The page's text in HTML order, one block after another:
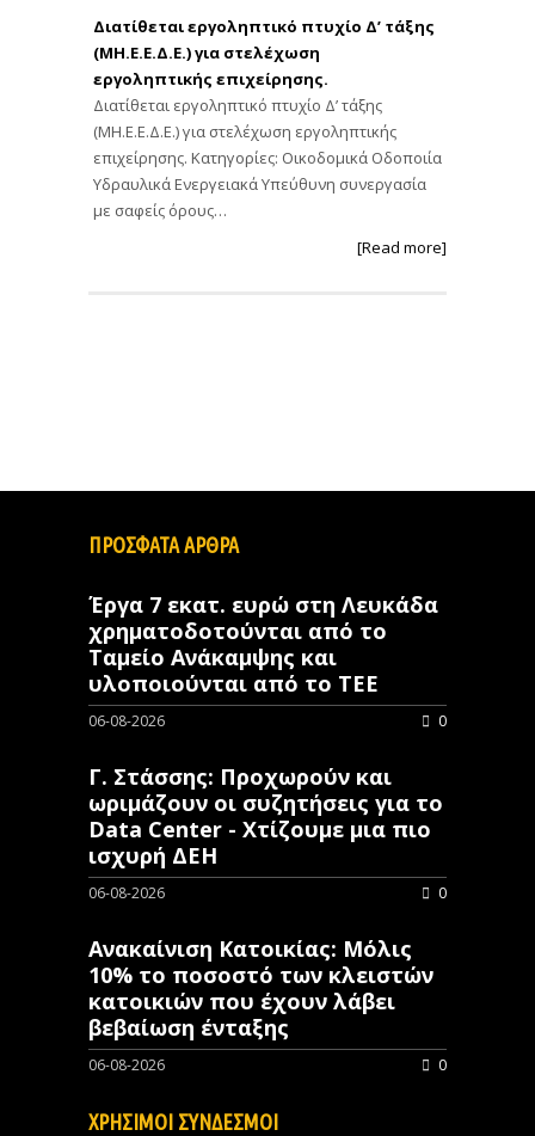
Διατίθεται εργοληπτικό πτυχίο Δ’ τάξης
(ΜΗ.Ε.Ε.Δ.Ε.) για στελέχωση
εργοληπτικής επιχείρησης.
Διατίθεται εργοληπτικό πτυχίο Δ’ τάξης
(ΜΗ.Ε.Ε.Δ.Ε.) για στελέχωση εργοληπτικής
επιχείρησης. Κατηγορίες: Οικοδομικά Οδοποιία
Υδραυλικά Ενεργειακά Υπεύθυνη συνεργασία
με σαφείς όρους…
[Read more]
ΠΡΟΣΦΑΤΑ ΑΡΘΡΑ
Έργα 7 εκατ. ευρώ στη Λευκάδα
χρηματοδοτούνται από το
Ταμείο Ανάκαμψης και
υλοποιούνται από το ΤΕΕ
06-08-2026 0
Γ. Στάσσης: Προχωρούν και
ωριμάζουν οι συζητήσεις για το
Data Center - Χτίζουμε μια πιο
ισχυρή ΔΕΗ
06-08-2026 0
Ανακαίνιση Κατοικίας: Μόλις
10% το ποσοστό των κλειστών
κατοικιών που έχουν λάβει
βεβαίωση ένταξης
06-08-2026 0
ΧΡΗΣΙΜΟΙ ΣΥΝΔΕΣΜΟΙ